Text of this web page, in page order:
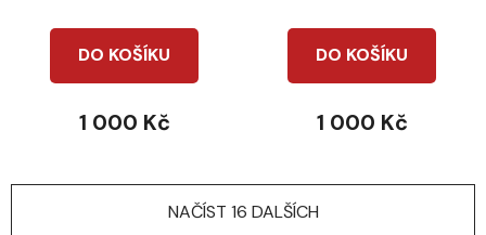
DO KOŠÍKU
1 000 Kč
DO KOŠÍKU
1 000 Kč
NAČÍST 16 DALŠÍCH